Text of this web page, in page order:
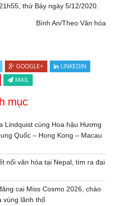
thứ Bảy ngày 5/12/2020.
Bình An/Theo Văn hóa
GOOGLE+
LINKEDIN
MAIL
mục
Lindquist cùng Hoa hậu Hương
Quốc – Hong Kong – Macau
nối văn hóa tại Nepal, tìm ra đại
cai Miss Cosmo 2026, chào
vùng lãnh thổ